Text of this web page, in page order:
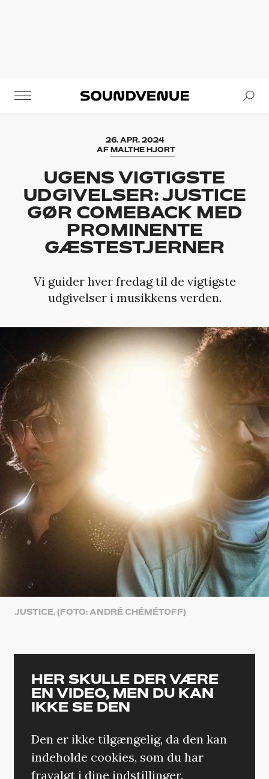
Soundvenue
26. APR. 2024
AF MALTHE HJORT
UGENS VIGTIGSTE
UDGIVELSER: JUSTICE
GØR COMEBACK MED
PROMINENTE
GÆSTESTJERNER
Vi guider hver fredag til de vigtigste
udgivelser i musikkens verden.
JUSTICE. (FOTO: ANDRÉ CHÉMÉTOFF)
HER SKULLE DER VÆRE
EN VIDEO, MEN DU KAN
IKKE SE DEN
Den er ikke tilgængelig, da den kan
indeholde cookies, som du har
fravalgt i dine indstillinger.